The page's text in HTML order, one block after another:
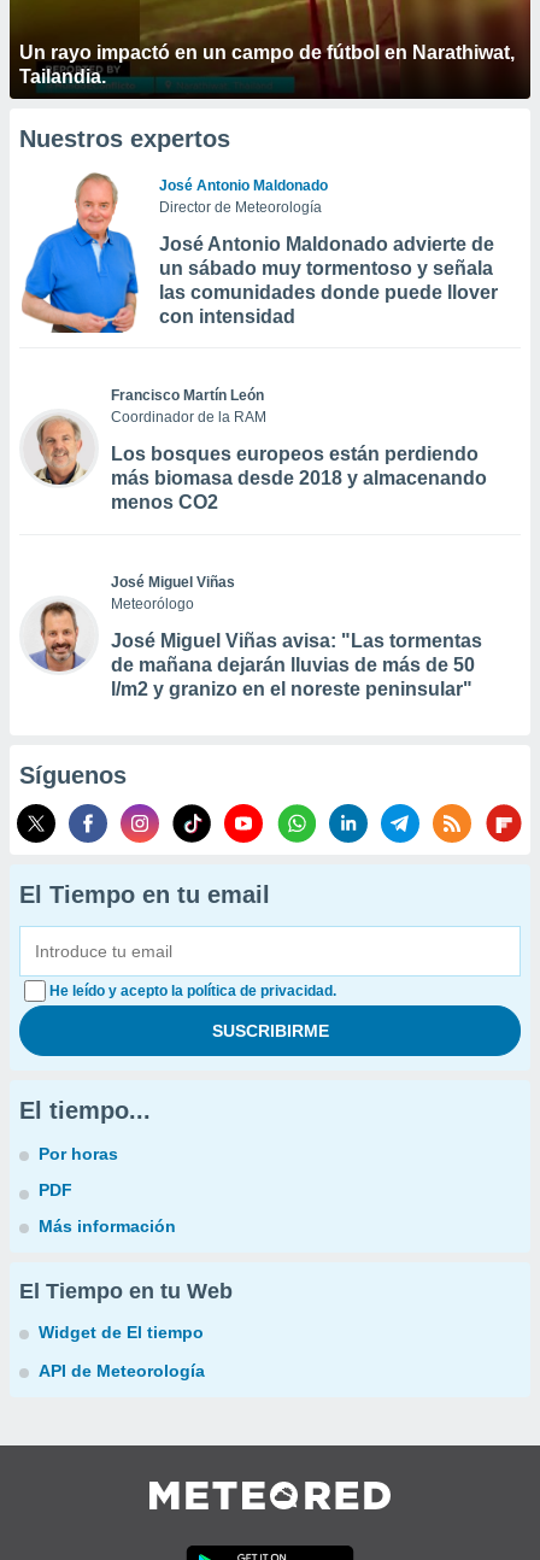
Un rayo impactó en un campo de fútbol en Narathiwat,
Tailandia.
Nuestros expertos
José Antonio Maldonado
Director de Meteorología
José Antonio Maldonado advierte de
un sábado muy tormentoso y señala
las comunidades donde puede llover
con intensidad
Francisco Martín León
Coordinador de la RAM
Los bosques europeos están perdiendo
más biomasa desde 2018 y almacenando
menos CO2
José Miguel Viñas
Meteorólogo
José Miguel Viñas avisa: "Las tormentas
de mañana dejarán lluvias de más de 50
l/m2 y granizo en el noreste peninsular"
Síguenos
El Tiempo en tu email
He leído y acepto la política de privacidad.
El tiempo...
Por horas
PDF
Más información
El Tiempo en tu Web
Widget de El tiempo
API de Meteorología